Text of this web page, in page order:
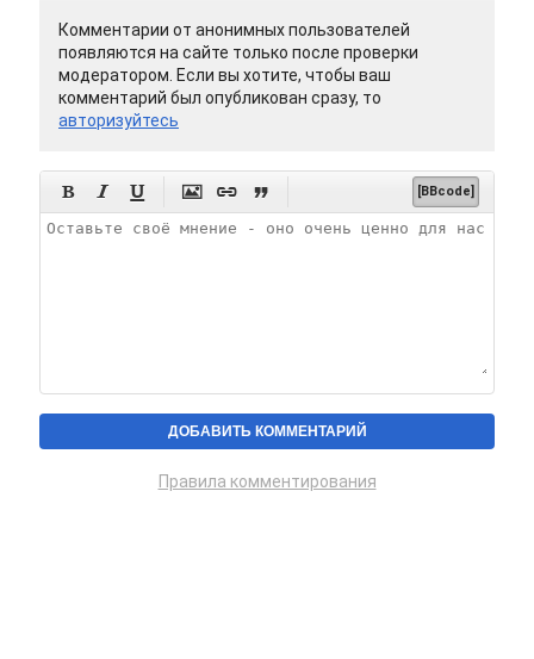
Комментарии от анонимных пользователей
появляются на сайте только после проверки
модератором. Если вы хотите, чтобы ваш
комментарий был опубликован сразу, то
авторизуйтесь
      [BBcode]
Правила комментирования